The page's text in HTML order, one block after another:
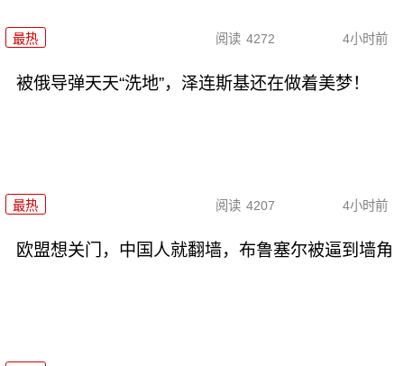
最热 阅读 4272 4小时前
被俄导弹天天“洗地”，泽连斯基还在做着美梦！
最热 阅读 4207 4小时前
欧盟想关门，中国人就翻墙，布鲁塞尔被逼到墙角